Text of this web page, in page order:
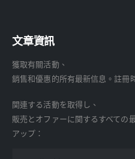
文章資訊
獲取有關活動、
銷售和優惠的所有最新信息。註冊
関連する活動を取得し、
販売とオファーに関するすべての
アップ：